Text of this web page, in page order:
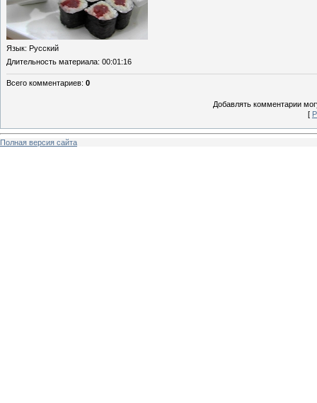
Язык: Русский
Длительность материала: 00:01:16
Всего комментариев: 0
Добавлять комментарии
[
Полная версия сайта